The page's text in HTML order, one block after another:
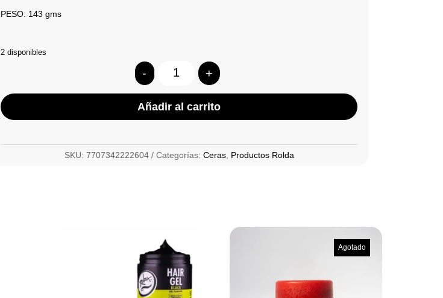
PESO: 143 gms
2 disponibles
Quantity
- +
Añadir al carrito
SKU: 7707342222604 Categorías: Ceras, Productos Rolda
Agotado